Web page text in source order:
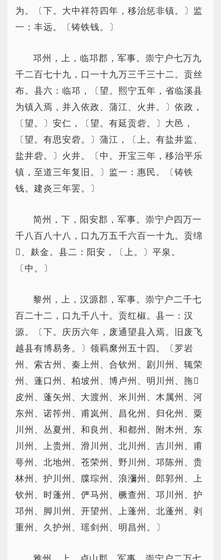
为。〔下。大中祥符四年，移治惩非镇。〕监
一：丰远。〔铸铁钱。〕
邛州，上，临邛郡，军事。崇宁户七万九
千二百七十九，口一十九万三千三十二。贡丝
布。县六：临邛，〔望。熙宁五年，省临溪县
为镇入焉，并入依政、蒲江、火井。〕依政，
〔望。〕安仁，〔望。有延贡砦。〕大邑，
〔望。有思安砦。〕蒲江，〔上。有盐井监、
盐井砦。〕火井。〔中。开宝三年，移治平乐
镇，至道三年复旧。〕监一：惠民。〔铸铁
钱。建炎三年罢。〕
简州，下，阳安郡，军事。崇宁户四万一
千八百八十八，口九万五千六百一十九。贡绵
、麸金。县二：阳安，〔上。〕平泉。
〔中。〕
黎州，上，汉源郡，军事。崇宁户二千七
百二十二，口九千八十。贡红椒。县一：汉
源。〔下。庆历六年，废通望县入焉。旧废飞
越县有博易务。〕领羁縻州五十四。〔罗岩
州、索古州、秦上州、合钦州、剧川州、辄荣
州、蓬口州、柏坡州、博卢州、明川州、胣
皮州、蓬矢州、大渡州、米川州、木属州、河
东州、诺筰州、甫岚州、昌化州、归化州、粟
川州、丛夏州、和良州、和都州、附木州、东
川州、上贵州、滑川州、北川州、吉川州、甫
萼州、北地州、苍荣州、野川州、邛陈州、贵
林州、护川州、牒琮州、浪瀰州、郎郭州、上
钦州、时蓬州、俨马州、橛查州、邛川州、护
邛州、脚川州、开望州、上蓬州、北蓬州、剥
重州、久护州、瑶剑州、明昌州。〕